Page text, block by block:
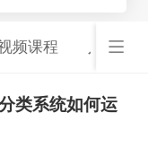
频课程 入驻开
类系统如何运